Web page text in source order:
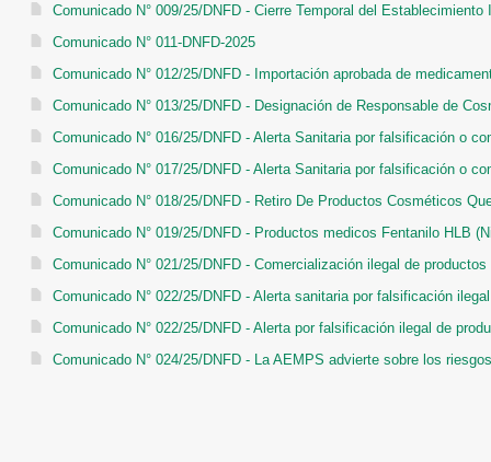
Comunicado N° 009/25/DNFD - Cierre Temporal del Establecimiento
Comunicado N° 011-DNFD-2025
Comunicado N° 012/25/DNFD - Importación aprobada de
Comunicado N° 013/25/DNFD - Designación de Responsable de
Comunicado N° 016/25/DNFD - Alerta Sanitaria por falsificación o
Comunicado N° 017/25/DNFD - Alerta Sanitaria por falsificación o
Comunicado N° 018/25/DNFD - Retiro De Productos Cosméticos
Comunicado N° 019/25/DNFD - Productos medicos Fentanilo HLB
Comunicado N° 021/25/DNFD - Comercialización ilegal de
Comunicado N° 022/25/DNFD - Alerta sanitaria por falsificación
Comunicado N° 022/25/DNFD - Alerta por falsificación ilegal de
Comunicado N° 024/25/DNFD - La AEMPS advierte sobre los